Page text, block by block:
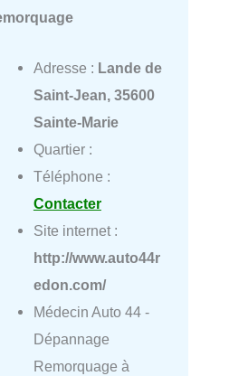
Adresse : Lande de
Saint-Jean, 35600
Sainte-Marie
Quartier :
Téléphone :
Contacter
Site internet :
http://www.auto44r
edon.com/
Médecin Auto 44 -
Dépannage
Remorquage à